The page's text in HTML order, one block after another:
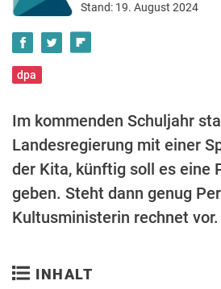
Stand: 19. August 2024
dpa
Im kommenden Schuljahr
Landesregierung mit einer
der Kita, künftig soll es eine
geben. Steht dann genug
Kultusministerin rechnet vor.
INHALT